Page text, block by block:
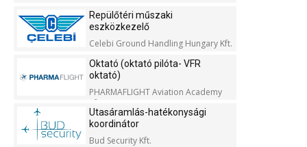
Repülőtéri műszaki
eszközkezelő
Celebi Ground Handling Hungary Kft.
Oktató (oktató pilóta- VFR
oktató)
PHARMAFLIGHT Aviation Academy
Kft.
Utasáramlás-hatékonysági
koordinátor
Bud Security Kft.